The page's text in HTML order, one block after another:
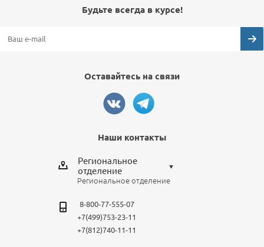
Будьте всегда в курсе!
Оставайтесь на связи
Наши контакты
Региональное
отделение
Выберите отделение
Региональное отделение
Санкт-Петербург
Региональное отделение
8-800-77-555-07
+7(499)753-23-11
+7(812)740-11-11